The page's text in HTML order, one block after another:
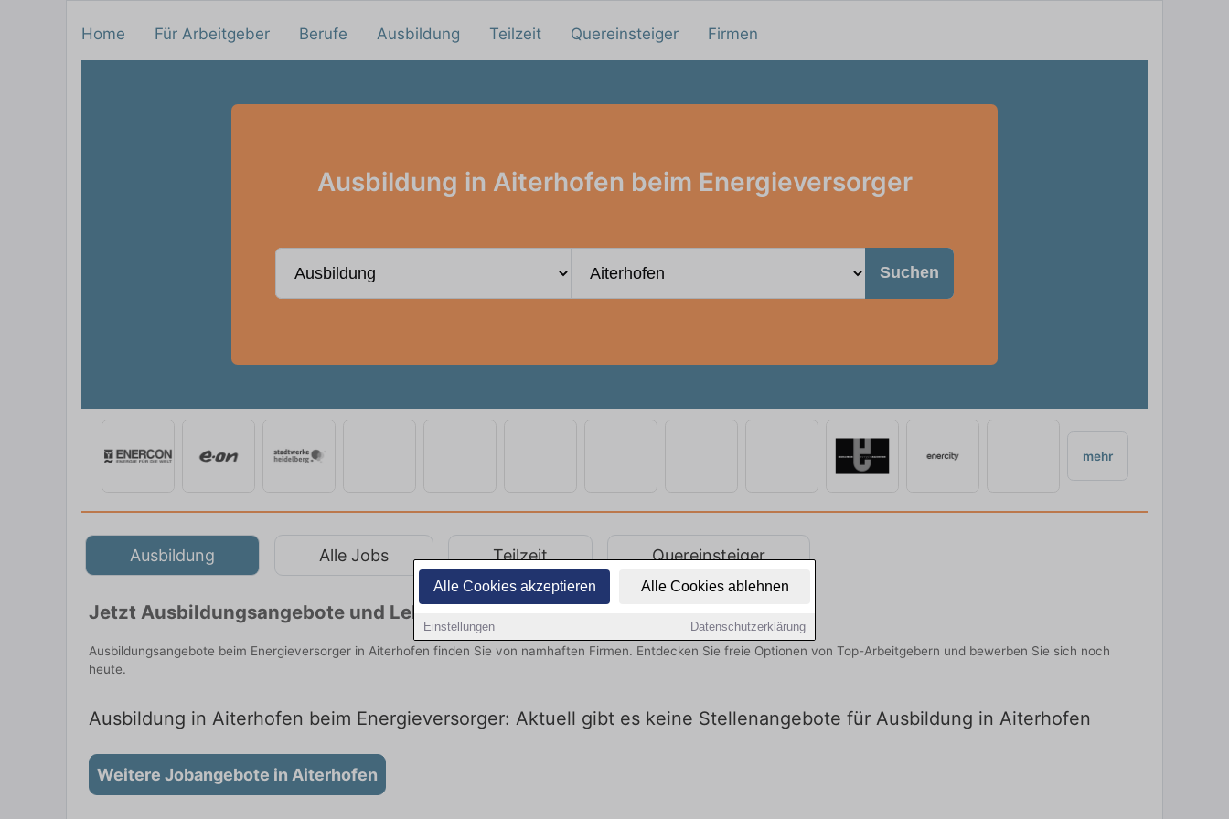
Alle Cookies akzeptieren Alle Cookies ablehnen
Einstellungen Datenschutzerklärung
Home Für Arbeitgeber Berufe Ausbildung Teilzeit Quereinsteiger Firmen
Ausbildung in Aiterhofen beim Energieversorger
Suchen
mehr
Ausbildung Alle Jobs Teilzeit Quereinsteiger
Jetzt Ausbildungsangebote und Lehrstellen in Aiterhofen entdecken
Ausbildungsangebote beim Energieversorger in Aiterhofen finden Sie von namhaften Firmen. Entdecken Sie freie Optionen von Top-Arbeitgebern und bewerben Sie sich noch
heute.
Ausbildung in Aiterhofen beim Energieversorger: Aktuell gibt es keine Stellenangebote für Ausbildung in Aiterhofen
Weitere Jobangebote in Aiterhofen